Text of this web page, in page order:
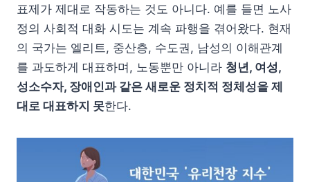
표제가 제대로 작동하는 것도 아니다. 예를 들면 노사
정의 사회적 대화 시도는 계속 파행을 겪어왔다. 현재
의 국가는 엘리트, 중산층, 수도권, 남성의 이해관계
를 과도하게 대표하며, 노동뿐만 아니라 청년, 여성,
성소수자, 장애인과 같은 새로운 정치적 정체성을 제
대로 대표하지 못한다.